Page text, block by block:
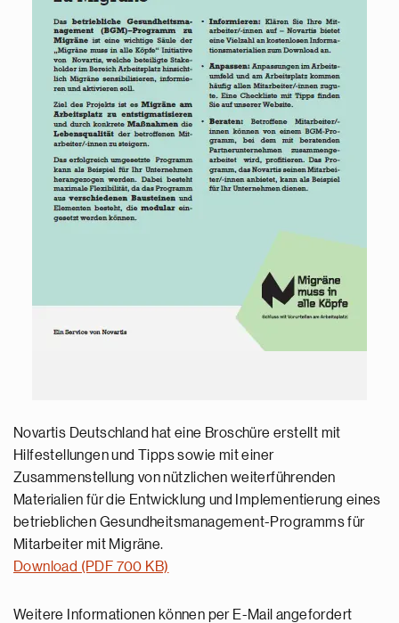
Novartis Deutschland hat eine Broschüre erstellt mit
Hilfestellungen und Tipps sowie mit einer
Zusammenstellung von nützlichen weiterführenden
Materialien für die Entwicklung und Implementierung eines
betrieblichen Gesundheitsmanagement-Programms für
Mitarbeiter mit Migräne.
Download (PDF 700 KB)
Weitere Informationen können per E-Mail angefordert